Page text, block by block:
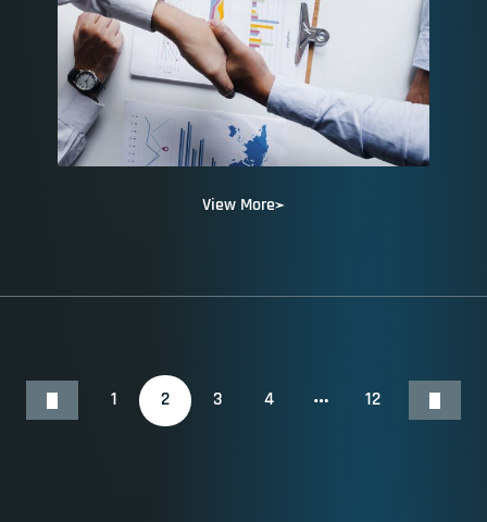
View More
1 2 3 4 12